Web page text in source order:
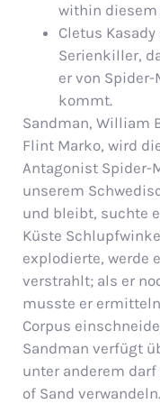
within diesem
Cletus
Serienkiller,
er von
kommt.
Sandman, William
Flint Marko, wird
Antagonist Spider-
unserem
und bleibt, suchte
Küste
explodierte, werde
verstrahlt; als er
musste er
Corpus
Sandman verfügt
unter anderem
of Sand verwandeln.